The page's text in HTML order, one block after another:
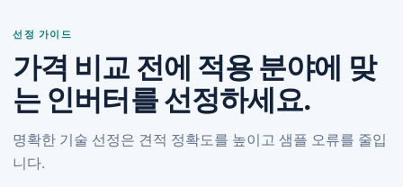
선정 가이드
가격 비교 전에 적용 분야에 맞
는 인버터를 선정하세요.
명확한 기술 선정은 견적 정확도를 높이고 샘플 오류를 줄입
니다.